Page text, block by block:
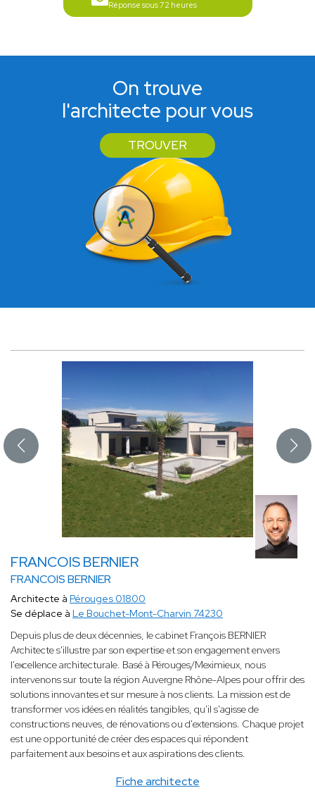
Réponse sous 72 heures
On trouve
l'architecte pour vous
TROUVER
FRANCOIS BERNIER
FRANCOIS BERNIER
Fiche architecte
Architecte à Pérouges 01800
Se déplace à Le Bouchet-Mont-Charvin 74230
Depuis plus de deux décennies, le cabinet François BERNIER
Architecte s'illustre par son expertise et son engagement envers
l'excellence architecturale. Basé à Pérouges/Meximieux, nous
intervenons sur toute la région Auvergne Rhône-Alpes pour offrir des
solutions innovantes et sur mesure à nos clients. La mission est de
transformer vos idées en réalités tangibles, qu'il s'agisse de
constructions neuves, de rénovations ou d'extensions. Chaque projet
est une opportunité de créer des espaces qui répondent
parfaitement aux besoins et aux aspirations des clients.